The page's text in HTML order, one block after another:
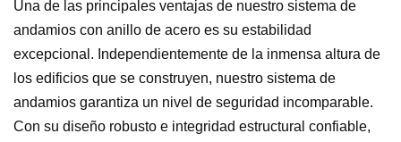
Una de las principales ventajas de nuestro sistema de
andamios con anillo de acero es su estabilidad
excepcional. Independientemente de la inmensa altura de
los edificios que se construyen, nuestro sistema de
andamios garantiza un nivel de seguridad incomparable.
Con su diseño robusto e integridad estructural confiable,